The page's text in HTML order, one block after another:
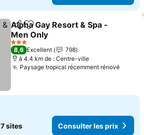
PartagerAjouter à mes favoris
Alpha Gay Resort & Spa -
Men Only
Consulter les prix
3 Étoiles
8,6 Excellent
798
à 4.4 km de : Centre-ville
Paysage tropical récemment rénové
7 sites Consulter les prix